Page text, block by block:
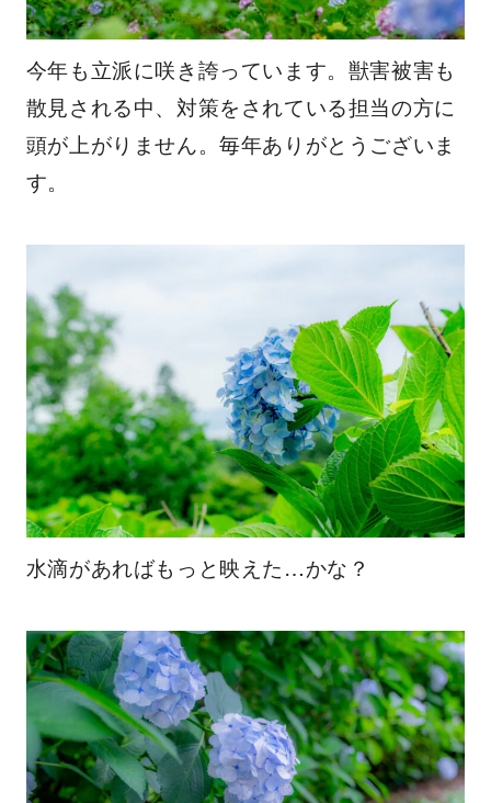
今年も立派に咲き誇っています。獣害被害も
散見される中、対策をされている担当の方に
頭が上がりません。毎年ありがとうございま
す。
水滴があればもっと映えた…かな？